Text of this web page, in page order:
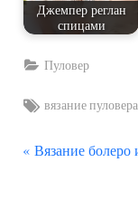
Джемпер реглан
спицами
Пуловер
Tags:
вязание пуловера
П
Вязание болеро